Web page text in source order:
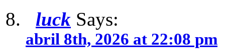
luck Says:
abril 8th, 2026 at 22:08 pm